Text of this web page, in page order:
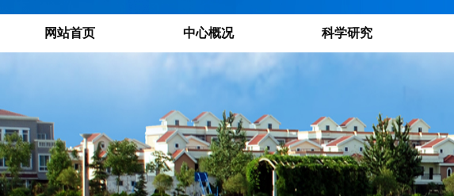
网站首页 中心概况 科学研究